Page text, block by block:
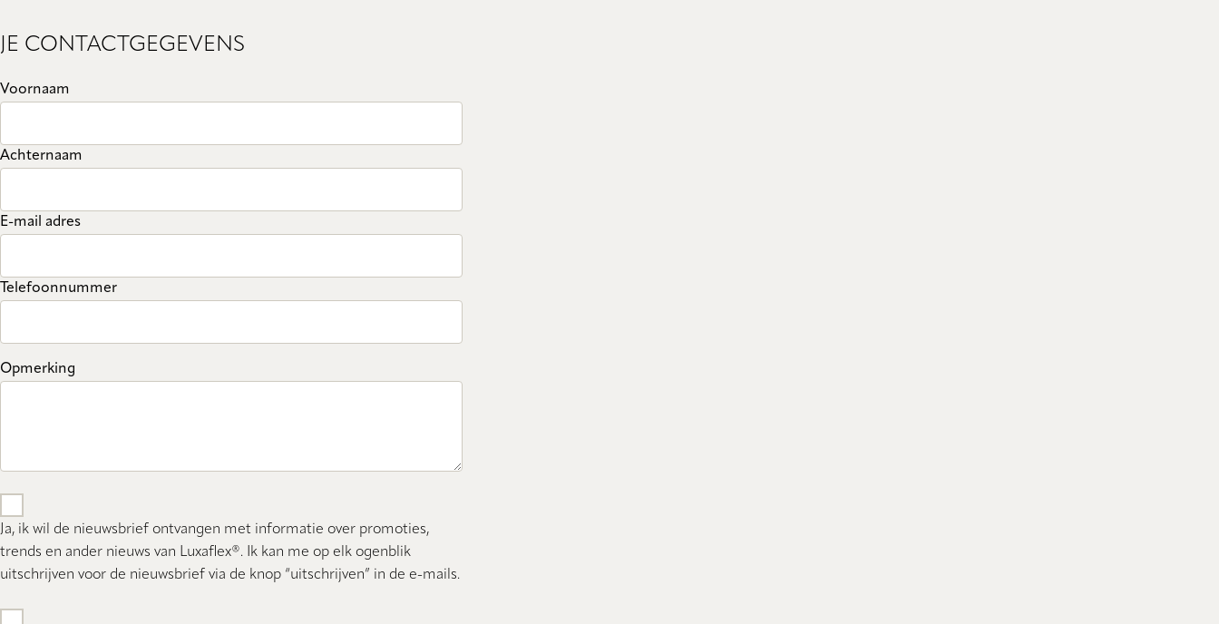
JE CONTACTGEGEVENS
Voornaam
Achternaam
E-mail adres
Telefoonnummer
Opmerking
Ja, ik wil de nieuwsbrief ontvangen met informatie over promoties,
trends en ander nieuws van Luxaflex®. Ik kan me op elk ogenblik
uitschrijven voor de nieuwsbrief via de knop “uitschrijven” in de e-mails.